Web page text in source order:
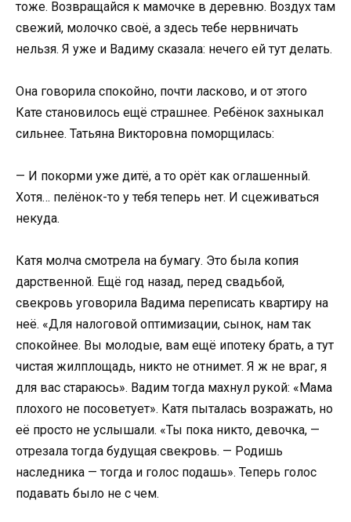
тоже. Возвращайся к мамочке в деревню. Воздух там
свежий, молочко своё, а здесь тебе нервничать
нельзя. Я уже и Вадиму сказала: нечего ей тут делать.
Она говорила спокойно, почти ласково, и от этого
Кате становилось ещё страшнее. Ребёнок захныкал
сильнее. Татьяна Викторовна поморщилась:
— И покорми уже дитё, а то орёт как оглашенный.
Хотя… пелёнок-то у тебя теперь нет. И сцеживаться
некуда.
Катя молча смотрела на бумагу. Это была копия
дарственной. Ещё год назад, перед свадьбой,
свекровь уговорила Вадима переписать квартиру на
неё. «Для налоговой оптимизации, сынок, нам так
спокойнее. Вы молодые, вам ещё ипотеку брать, а тут
чистая жилплощадь, никто не отнимет. Я ж не враг, я
для вас стараюсь». Вадим тогда махнул рукой: «Мама
плохого не посоветует». Катя пыталась возражать, но
её просто не услышали. «Ты пока никто, девочка, —
отрезала тогда будущая свекровь. — Родишь
наследника — тогда и голос подашь». Теперь голос
подавать было не с чем.